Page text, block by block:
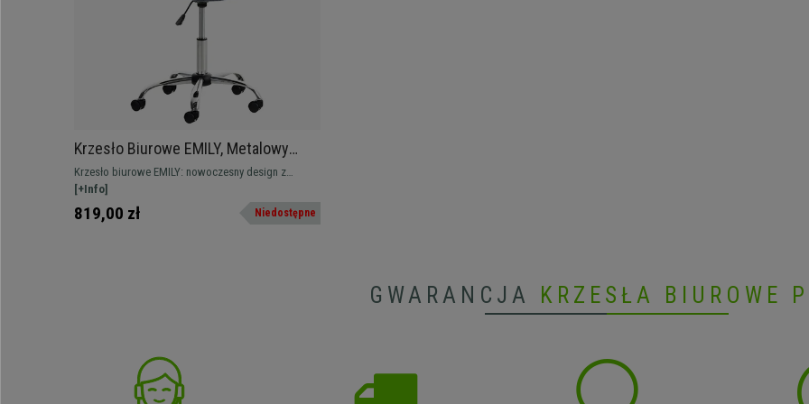
Krzesło Biurowe EMILY, Metalowy
Stelaż, Ekskluzywny Design, Tkanina
Kolor Niebieski
Krzesło biurowe EMILY: nowoczesny design z
tapicerką z tkaniny dostępną w różnych kolorach.
[+Info]
819,00 zł Niedostępne
GWARANCJA KRZESŁA BIUROWE